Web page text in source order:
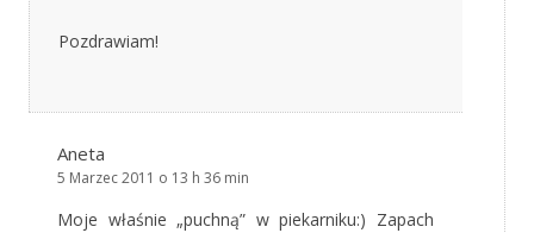
Pozdrawiam!
Aneta
5 Marzec 2011 o 13 h 36 min
Moje właśnie „puchną” w piekarniku:) Zapach